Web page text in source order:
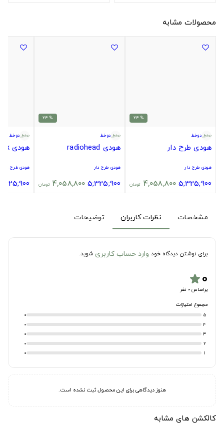
محصولات مشابه
% 24
دوخط
هودی طرح دار
هودی طرح دار
5,325,900
4,058,800 تومان
% 24
دوخط
هودی radiohead
هودی طرح دار
5,325,900
4,058,800 تومان
دوخط
هودی Matrix
هودی طرح دار
مشخصات نظرات کاربران توضیحات
برای نوشتن دیدگاه خود وارد حساب کاربری شوید.
۰star
براساس 0 نفر
مجموع امتیازات
5
0
4
0
3
0
2
0
1
0
هنوز دیدگاهی برای این محصول ثبت نشده است.
کالکشن های مشابه